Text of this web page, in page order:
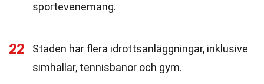
sportevenemang.
22
Staden har flera idrottsanläggningar, inklusive
simhallar, tennisbanor och gym.